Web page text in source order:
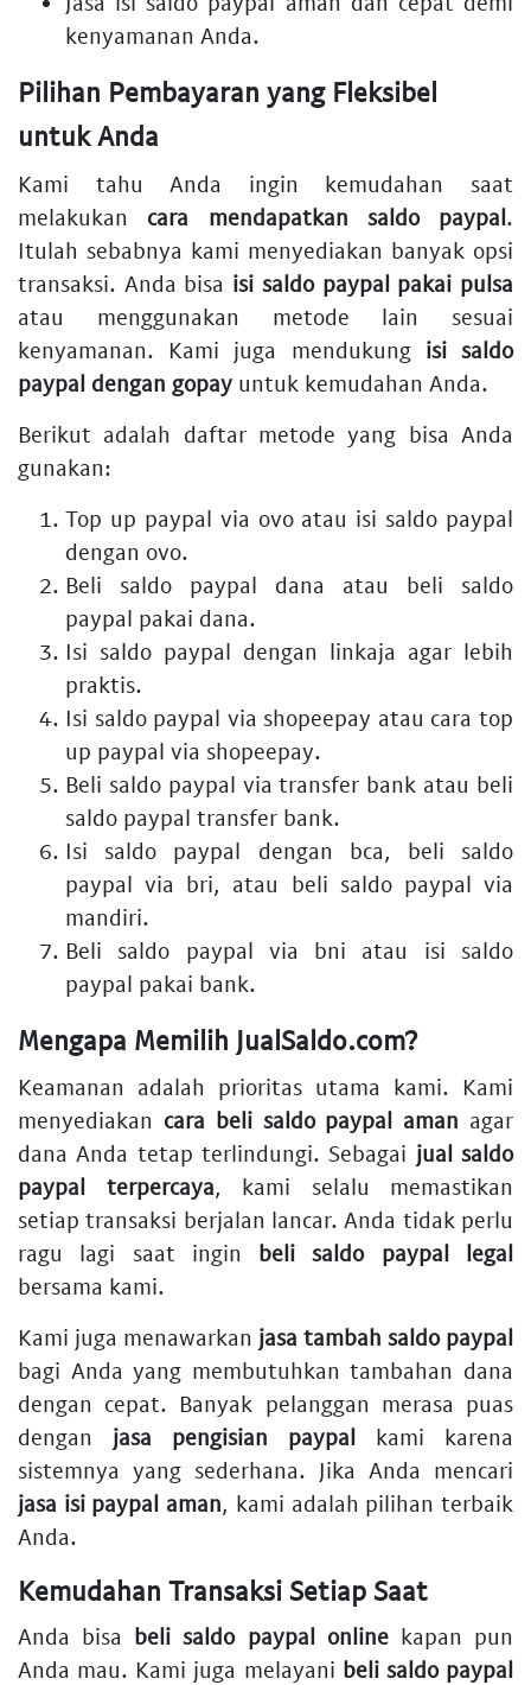
kenyamanan Anda.
Pilihan Pembayaran yang Fleksibel
untuk Anda
Kami tahu Anda ingin kemudahan saat
melakukan cara mendapatkan saldo paypal.
Itulah sebabnya kami menyediakan banyak opsi
transaksi. Anda bisa isi saldo paypal pakai pulsa
atau menggunakan metode lain sesuai
kenyamanan. Kami juga mendukung isi saldo
paypal dengan gopay untuk kemudahan Anda.
Berikut adalah daftar metode yang bisa Anda
gunakan:
Top up paypal via ovoatau isi saldo paypal
dengan ovo.
Beli saldo paypal dana atau beli saldo
paypal pakai dana.
Isi saldo paypal dengan linkaja agar lebih
praktis.
Isi saldo paypal via shopeepay atau cara top
up paypal via shopeepay.
Beli saldo paypal via transfer bank atau beli
saldo paypal transfer bank.
Isi saldo paypal dengan bca, beli saldo
paypal via bri, atau beli saldo paypal via
mandiri.
Beli saldo paypal via bni atau isi saldo
paypal pakai bank.
Mengapa Memilih JualSaldo.com?
Keamanan adalah prioritas utama kami. Kami
menyediakan cara beli saldo paypal aman agar
dana Anda tetap terlindungi. Sebagai jual saldo
paypal terpercaya, kami selalu memastikan
setiap transaksi berjalan lancar. Anda tidak perlu
ragu lagi saat ingin beli saldo paypal legal
bersama kami.
Kami juga menawarkan jasa tambah saldo paypal
bagi Anda yang membutuhkan tambahan dana
dengan cepat. Banyak pelanggan merasa puas
dengan jasa pengisian paypal kami karena
sistemnya yang sederhana. Jika Anda mencari
jasa isi paypal aman, kami adalah pilihan terbaik
Anda.
Kemudahan Transaksi Setiap Saat
Anda bisa beli saldo paypal onlinekapan pun
Anda mau. Kami juga melayani beli saldo paypal